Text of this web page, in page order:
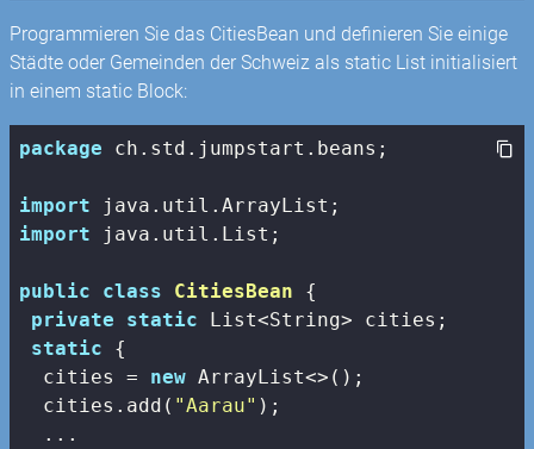
Programmieren Sie das CitiesBean und definieren Sie einige
Städte oder Gemeinden der Schweiz als static List initialisiert
in einem static Block:
package ch.std.jumpstart.beans;
import
import java.util.List;
public class CitiesBean
{
private
static List<String> cities;
static {
  cities =
new ArrayList<>();
  cities.add(
"Aarau" );
  ...